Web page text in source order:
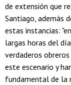
de extensión que
Santiago, además
estas instancias:
largas horas del
verdaderos
este escenario y
fundamental de la